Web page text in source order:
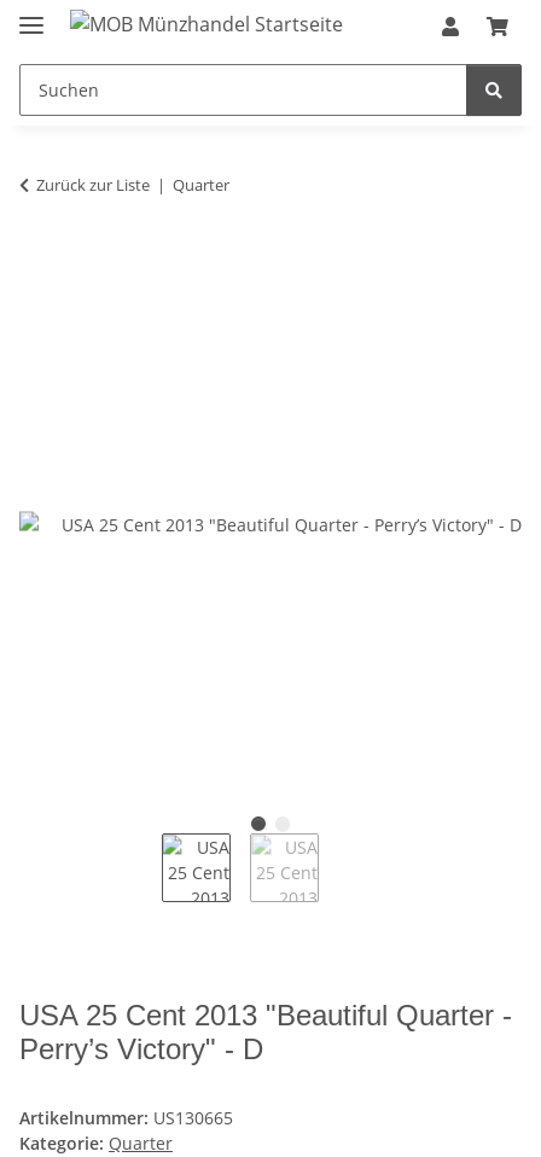
Zurück zur Liste Quarter
USA 25 Cent 2013 "Beautiful Quarter -
Perry’s Victory" - D
Artikelnummer: US130665
Kategorie: Quarter